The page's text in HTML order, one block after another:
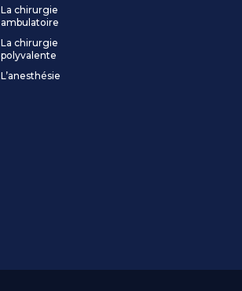
La chirurgie
ambulatoire
La chirurgie
polyvalente
L’anesthésie